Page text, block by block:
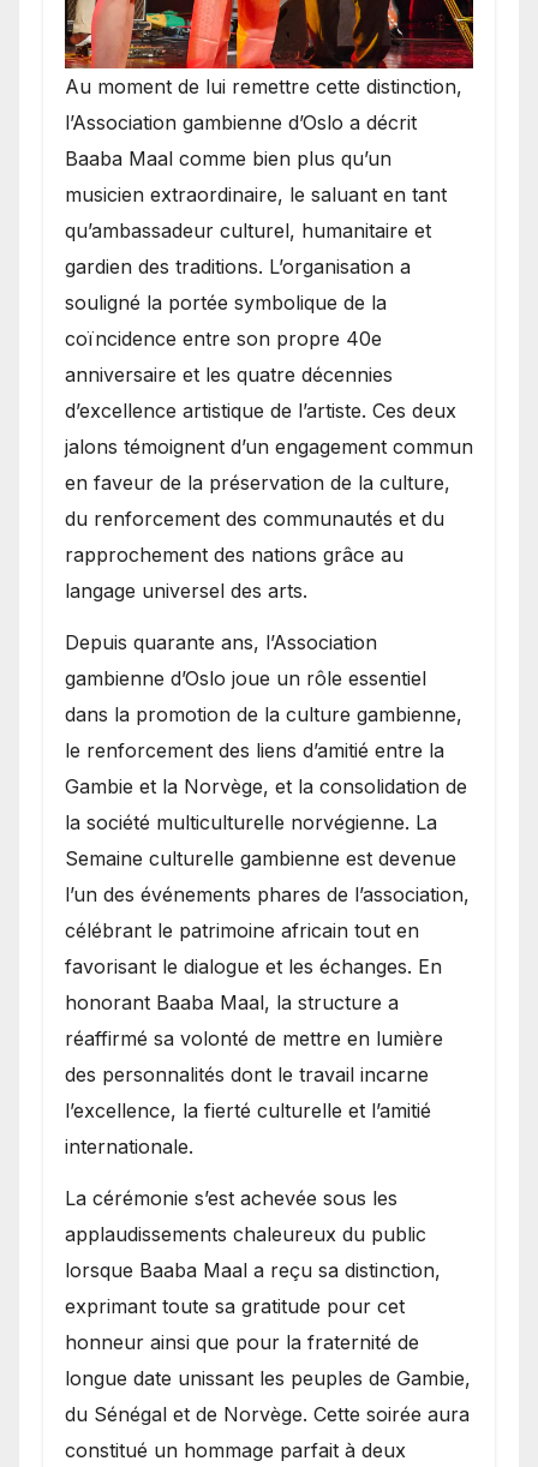
​Au moment de lui remettre cette distinction,
l’Association gambienne d’Oslo a décrit
Baaba Maal comme bien plus qu’un
musicien extraordinaire, le saluant en tant
qu’ambassadeur culturel, humanitaire et
gardien des traditions. L’organisation a
souligné la portée symbolique de la
coïncidence entre son propre 40e
anniversaire et les quatre décennies
d’excellence artistique de l’artiste. Ces deux
jalons témoignent d’un engagement commun
en faveur de la préservation de la culture,
du renforcement des communautés et du
rapprochement des nations grâce au
langage universel des arts.
​Depuis quarante ans, l’Association
gambienne d’Oslo joue un rôle essentiel
dans la promotion de la culture gambienne,
le renforcement des liens d’amitié entre la
Gambie et la Norvège, et la consolidation de
la société multiculturelle norvégienne. La
Semaine culturelle gambienne est devenue
l’un des événements phares de l’association,
célébrant le patrimoine africain tout en
favorisant le dialogue et les échanges. En
honorant Baaba Maal, la structure a
réaffirmé sa volonté de mettre en lumière
des personnalités dont le travail incarne
l’excellence, la fierté culturelle et l’amitié
internationale.
​La cérémonie s’est achevée sous les
applaudissements chaleureux du public
lorsque Baaba Maal a reçu sa distinction,
exprimant toute sa gratitude pour cet
honneur ainsi que pour la fraternité de
longue date unissant les peuples de Gambie,
du Sénégal et de Norvège. Cette soirée aura
constitué un hommage parfait à deux